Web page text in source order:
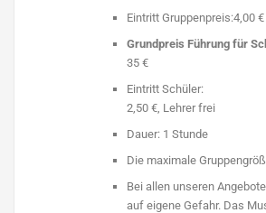
Eintritt Gruppenpreis:4,00 €
Grundpreis Führung für
35 €
Eintritt Schüler:
2,50 €, Lehrer frei
Dauer: 1 Stunde
Die maximale
Bei allen unseren
auf eigene Gefahr. Das